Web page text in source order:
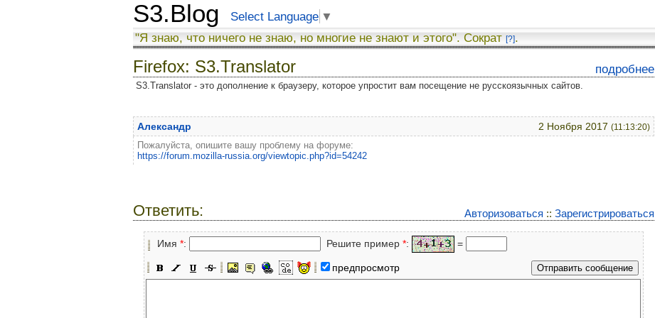
S3.Blog Select Language ▼
"Я знаю, что ничего не знаю, но многие не знают и этого". Сократ [?].
подробнее
Firefox: S3.Translator
S3.Translator - это дополнение к браузеру, которое упростит вам посещение не русскоязычных сайтов.
2 Ноября 2017 (11:13:20)
Александр
Пожалуйста, опишите вашу проблему на форуме:
https://forum.mozilla-russia.org/viewtopic.php?id=54242
Авторизоваться :: Зарегистрироваться
Ответить:
Имя *: Решите пример *: =
предпросмотр